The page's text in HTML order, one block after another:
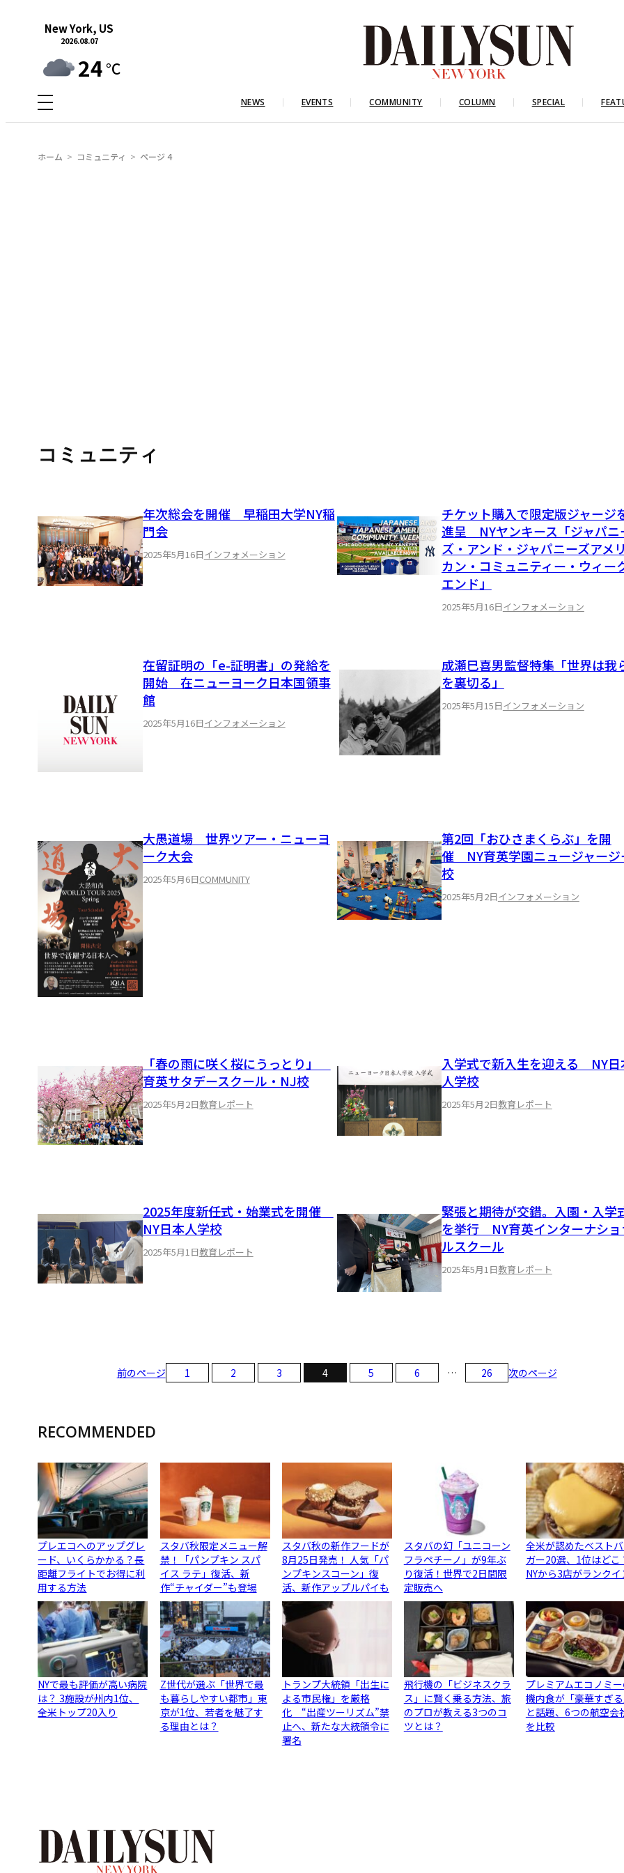
New York, US
2026.08.07
24°C
NEWS EVENTS COMMUNITY COLUMN SPECIAL
ホーム コミュニティ ページ 4
コミュニティ
年次総会を開催 早稲田大学NY稲
門会
2025年5月16日インフォメーション
チケット購入で限定版ジャージ
進呈 NYヤンキース「ジャパニ
ズ・アンド・ジャパニーズアメ
カン・コミュニティー・ウィー
エンド」
2025年5月16日インフォメーション
在留証明の「e-証明書」の発給を
開始 在ニューヨーク日本国領事
館
2025年5月16日インフォメーション
成瀬巳喜男監督特集「世界は我
を裏切る」
2025年5月15日インフォメーション
大愚道場 世界ツアー・ニューヨ
ーク大会
2025年5月6日COMMUNITY
第2回「おひさまくらぶ」を開
催 NY育英学園ニュージャージ
校
2025年5月2日インフォメーション
「春の雨に咲く桜にうっとり」
育英サタデースクール・NJ校
2025年5月2日教育レポート
入学式で新入生を迎える NY日
人学校
2025年5月2日教育レポート
2025年度新任式・始業式を開催
NY日本人学校
2025年5月1日教育レポート
緊張と期待が交錯。入園・入学
を挙行 NY育英インターナショ
ルスクール
2025年5月1日教育レポート
前のページ 1 2 3 4 5 6 … 26 次のページ
RECOMMENDED
プレエコへのアップグレ
ード、いくらかかる？長
距離フライトでお得に利
用する方法
スタバ秋限定メニュー解
禁！「パンプキン スパ
イス ラテ」復活、新
作“チャイダー”も登場
スタバ秋の新作フードが
8月25日発売！ 人気「パ
ンプキンスコーン」復
活、新作アップルパイも
スタバの幻「ユニコーン
フラペチーノ」が9年ぶ
り復活！世界で2日間限
定販売へ
全米が認めたベスト
ガー20選、1位はどこ
NYから3店がランクイ
NYで最も評価が高い病院
は？ 3施設が州内1位、
全米トップ20入り
Z世代が選ぶ「世界で最
も暮らしやすい都市」東
京が1位、若者を魅了す
る理由とは？
トランプ大統領「出生に
よる市民権」を厳格
化 “出産ツーリズム”禁
止へ、新たな大統領令に
署名
飛行機の「ビジネスクラ
ス」に賢く乗る方法、旅
のプロが教える3つのコ
ツとは？
プレミアムエコノミ
機内食が「豪華すぎ
と話題、6つの航空会
を比較